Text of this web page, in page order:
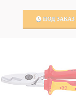
ПОД ЗАКАЗ